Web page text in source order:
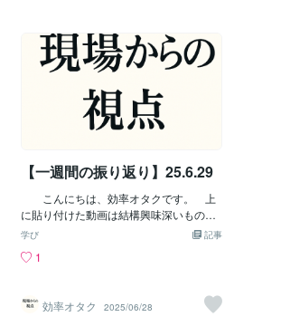
果応報、それを続けることで出現した結
果に学び、考え方や行動を改めるわけで
す。つまり退化すら進化・成長のプロセ
スなのだと思います。 マズローの人間観
は実におおらかで「大人」なものだと思
います。どのような意思決定も行動も否
もまた成長であると言われているようで
e）：同じ対象に対して、同時に相反する
感情を抱くこと。 合理的解決：欲求不満
に対し、努力によって原因となっている
問題を解決すること。 近道（攻撃）反応
（short circuit reaction）：欲求不満に対
し、八つ当たりや暴力など衝動的な行動
に対して無意識のうちに自我の安定を図
神分析学の創始者フロイトが初めて明ら
かにしました。 失敗反応：欲求を環境に
合わせて満たすことができず、欲求不満
の解消に失敗すること（神経症、自殺な
医となり、神経症研究、自由連想法、夢
の分析、無意識研究を行いました。精神
【一週間の振り返り】25.6.29
こんにちは、効率オタクです。 上
に貼り付けた動画は結構興味深いものが
ありましたね。この手の動画は当たり外
っては大当たり。発想が面白く良いワー
割と確度は高めで今後の視点が1つ増えた
感じです。こういった動画は中身より自
記事
学び
1
効率オタク 2025/06/28